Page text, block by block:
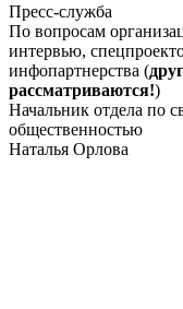
Пресс-служба
По вопросам
интервью,
инфопартнерства (
рассматриваются!)
Начальник отдела по
общественностью
Наталья Орлова